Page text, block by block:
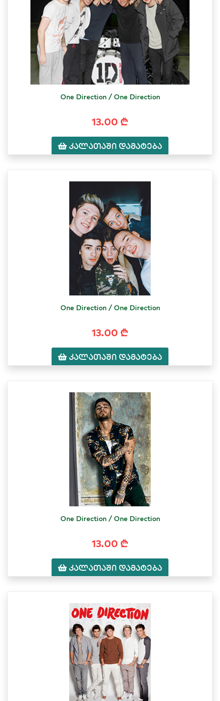
One Direction / One Direction
13.00 ₾
კალათაში დამატება
One Direction / One Direction
13.00 ₾
კალათაში დამატება
One Direction / One Direction
13.00 ₾
კალათაში დამატება